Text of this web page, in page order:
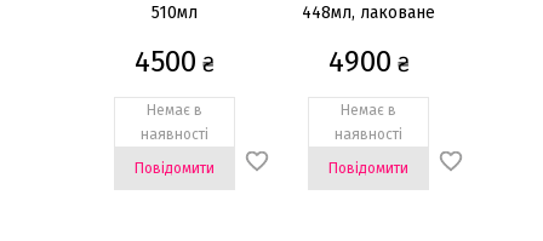
510мл
4500 ₴
Немає в
наявності
Повідомити
448мл, лаковане
4900 ₴
Немає в
наявності
Повідомити